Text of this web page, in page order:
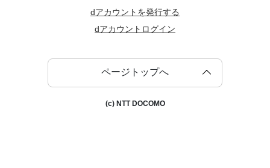
dアカウントを発行する
dアカウントログイン
ページトップへ
(c) NTT DOCOMO